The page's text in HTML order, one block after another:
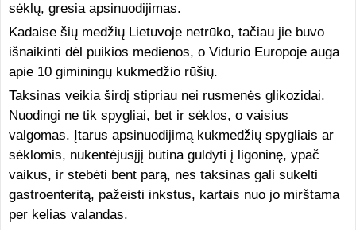
sėklų, gresia apsinuodijimas.
Kadaise šių medžių Lietuvoje netrūko, tačiau jie buvo
išnaikinti dėl puikios medienos, o Vidurio Europoje auga
apie 10 giminingų kukmedžio rūšių.
Taksinas veikia širdį stipriau nei rusmenės glikozidai.
Nuo­dingi ne tik spygliai, bet ir sėklos, o vaisius
valgomas. Įtarus apsinuodijimą kukmedžių spygliais ar
sėklomis, nukentėjusįjį būtina guldyti į ligoninę, ypač
vaikus, ir stebėti bent parą, nes taksinas gali sukelti
gastroenteritą, pažeisti inkstus, kartais nuo jo mirštama
per kelias valandas.